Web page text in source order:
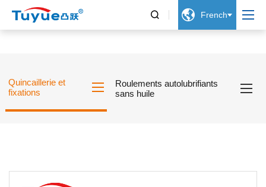
  French
Quincaillerie et
fixations
Roulements autolubrifiants
sans huile